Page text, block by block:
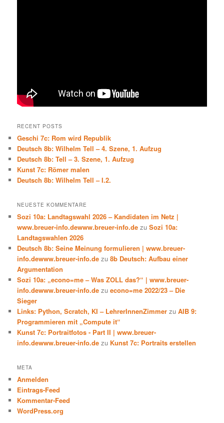
RECENT POSTS
Geschi 7c: Rom wird Republik
Deutsch 8b: Wilhelm Tell – 4. Szene, 1. Aufzug
Deutsch 8b: Tell – 3. Szene, 1. Aufzug
Kunst 7c: Römer malen
Deutsch 8b: Wilhelm Tell – I.2.
NEUESTE KOMMENTARE
Sozi 10a: Landtagswahl 2026 – Kandidaten im Netz |
www.breuer-info.dewww.breuer-info.de zuSozi 10a:
Landtagswahlen 2026
Deutsch 8b: Seine Meinung formulieren | www.breuer-
info.dewww.breuer-info.de zu8b Deutsch: Aufbau einer
Argumentation
Sozi 10a: „econo=me – Was ZOLL das?“ | www.breuer-
info.dewww.breuer-info.de zuecono=me 2022/23 – Die
Sieger
Links: Python, Scratch, KI – LehrerInnenZimmer zuAIB 9:
Programmieren mit „Compute it“
Kunst 7c: Portraitfotos - Part II | www.breuer-
info.dewww.breuer-info.de zu Kunst 7c: Portraits erstellen
META
Anmelden
Eintrags-Feed
Kommentar-Feed
WordPress.org